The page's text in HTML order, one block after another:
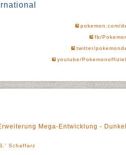
pokemon.com/
fb/
twitter/
youtube/
Mega-Entwicklung -
Schaffarz